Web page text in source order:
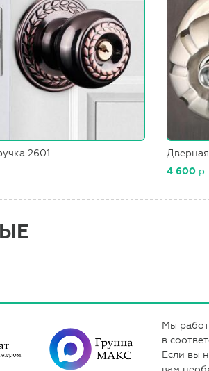
2601
4 600 р.
Мы
в
Если вы